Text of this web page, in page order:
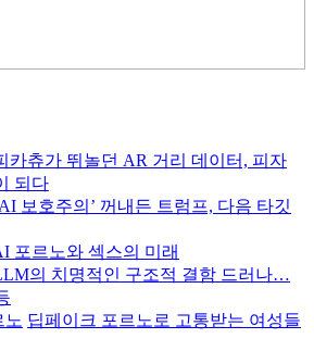
카츄가 뛰놀던 AR 거리 데이터, 피자
되다
보호주의’ 꺼내든 트럼프, 다음 타깃
포르노와 섹스의 미래
의 치명적인 구조적 결함 드러나…
딥페이크 포르노로 고통받는 여성들